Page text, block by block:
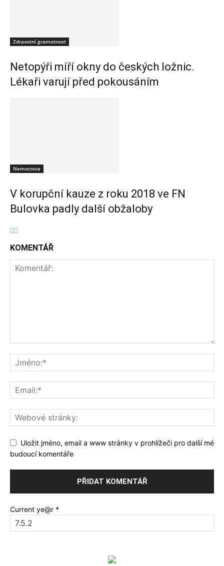
Zdravotní gramotnost
Netopýři míří okny do českých ložnic.
Lékaři varují před pokousáním
Nemocnice
V korupční kauze z roku 2018 ve FN
Bulovka padly další obžaloby
KOMENTÁŘ
Uložit jméno, email a www stránky v prohlížeči pro další mé
budoucí komentáře
Current ye@r *